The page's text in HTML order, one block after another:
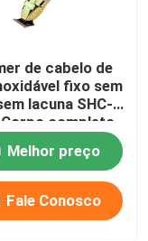
de cabelo de
fixo sem
lacuna SHC-
completo
Melhor preço
Fale Conosco